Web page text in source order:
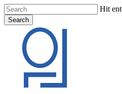
Skip
to
main
content
Hit
Search
Search